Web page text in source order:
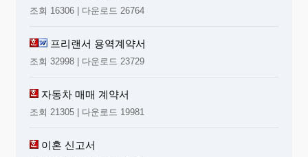
조회 16306 | 다운로드 26764
프리랜서 용역계약서
조회 32998 | 다운로드 23729
자동차 매매 계약서
조회 21305 | 다운로드 19981
이혼 신고서